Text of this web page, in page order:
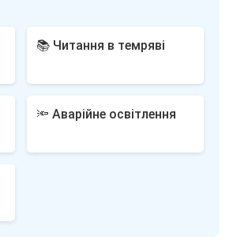
📚 Читання в темряві
🔦 Аварійне освітлення